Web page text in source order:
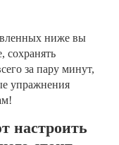
ниже вы
сохранять
за пару минут,
упражнения
настроить